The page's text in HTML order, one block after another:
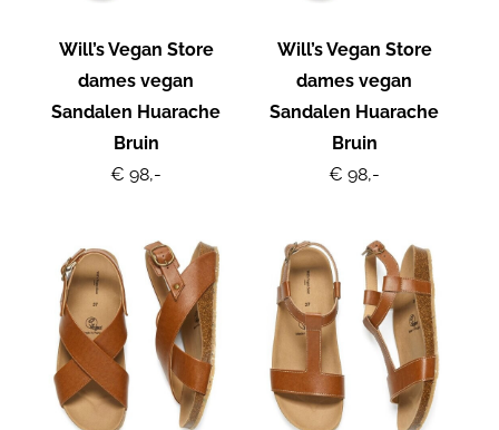
Will’s Vegan Store
dames vegan
Sandalen Huarache
Bruin
€ 98,-
Will’s Vegan Store
dames vegan
Sandalen Huarache
Bruin
€ 98,-